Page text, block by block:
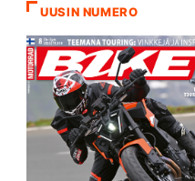
UUSIN NUMERO